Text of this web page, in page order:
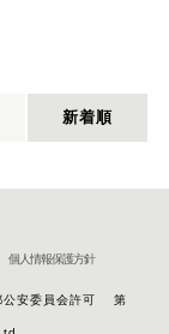
新着順
個人情報保護方針
公安委員会許可 第